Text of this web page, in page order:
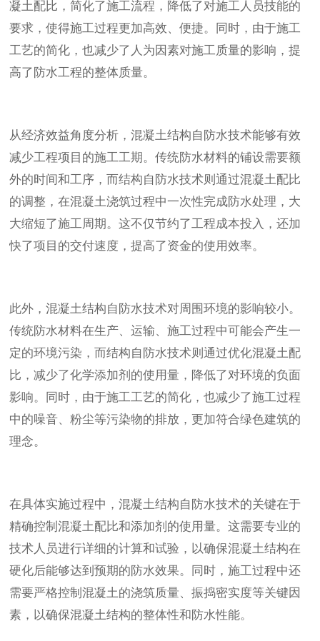
凝土配比，简化了施工流程，降低了对施工人员技能的
要求，使得施工过程更加高效、便捷。同时，由于施工
工艺的简化，也减少了人为因素对施工质量的影响，提
高了防水工程的整体质量。
从经济效益角度分析，混凝土结构自防水技术能够有效
减少工程项目的施工工期。传统防水材料的铺设需要额
外的时间和工序，而结构自防水技术则通过混凝土配比
的调整，在混凝土浇筑过程中一次性完成防水处理，大
大缩短了施工周期。这不仅节约了工程成本投入，还加
快了项目的交付速度，提高了资金的使用效率。
此外，混凝土结构自防水技术对周围环境的影响较小。
传统防水材料在生产、运输、施工过程中可能会产生一
定的环境污染，而结构自防水技术则通过优化混凝土配
比，减少了化学添加剂的使用量，降低了对环境的负面
影响。同时，由于施工工艺的简化，也减少了施工过程
中的噪音、粉尘等污染物的排放，更加符合绿色建筑的
理念。
在具体实施过程中，混凝土结构自防水技术的关键在于
精确控制混凝土配比和添加剂的使用量。这需要专业的
技术人员进行详细的计算和试验，以确保混凝土结构在
硬化后能够达到预期的防水效果。同时，施工过程中还
需要严格控制混凝土的浇筑质量、振捣密实度等关键因
素，以确保混凝土结构的整体性和防水性能。